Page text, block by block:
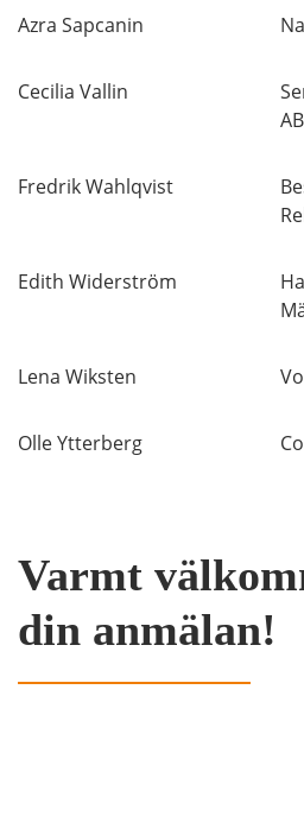
Azra Sapcanin
Cecilia Vallin
AB
Fredrik Wahlqvist
Edith Widerström
Lena Wiksten
Olle Ytterberg
Varmt
din anmälan!